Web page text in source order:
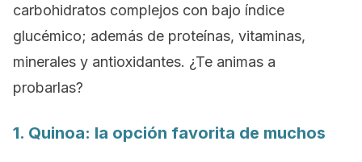
carbohidratos complejos con bajo índice
glucémico; además de proteínas, vitaminas,
minerales y antioxidantes. ¿Te animas a
probarlas?
1. Quinoa: la opción favorita de muchos